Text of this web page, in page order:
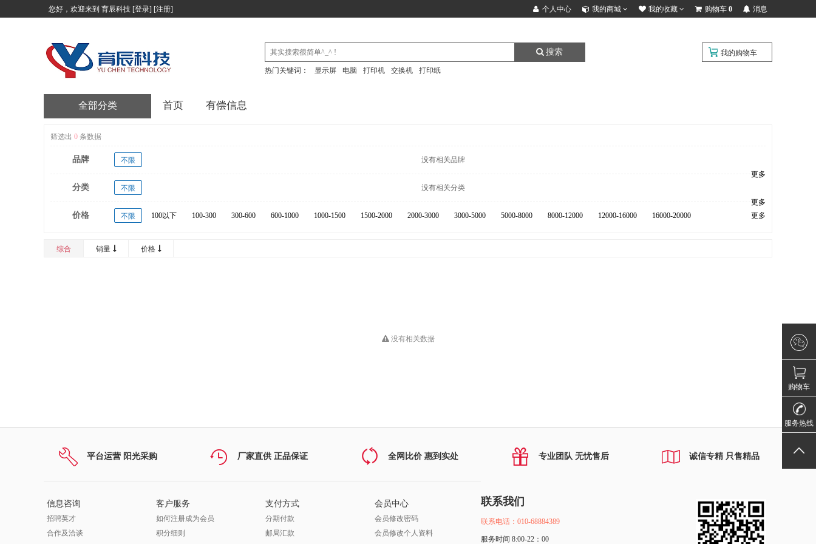
您好，欢迎来到 育辰科技 [登录] [注册] 个人中心 我的商城 我的收藏 购物车 0 消息
搜索
热门关键词： 显示屏 电脑 打印机 交换机 打印纸
我的购物车
首页 有偿信息
全部分类
筛选出 0 条数据
品牌 不限
没有相关品牌
更多
分类 不限
没有相关分类
更多
价格 不限 100以下 100-300 300-600 600-1000 1000-1500 1500-2000 2000-3000 3000-5000 5000-8000 8000-12000 12000-16000 16000-20000 更多
综合 销量 价格
没有相关数据
平台运营 阳光采购 厂家直供 正品保证 全网比价 惠到实处 专业团队 无忧售后 诚信专精 只售精品
信息咨询
招聘英才
合作及洽谈
客户服务
如何注册成为会员
积分细则
支付方式
分期付款
邮局汇款
会员中心
会员修改密码
会员修改个人资料
联系我们
联系电话：010-68884389
服务时间 8:00-22：00
微信咨询
购物车
请登录！
服务热线
010-
返回顶部